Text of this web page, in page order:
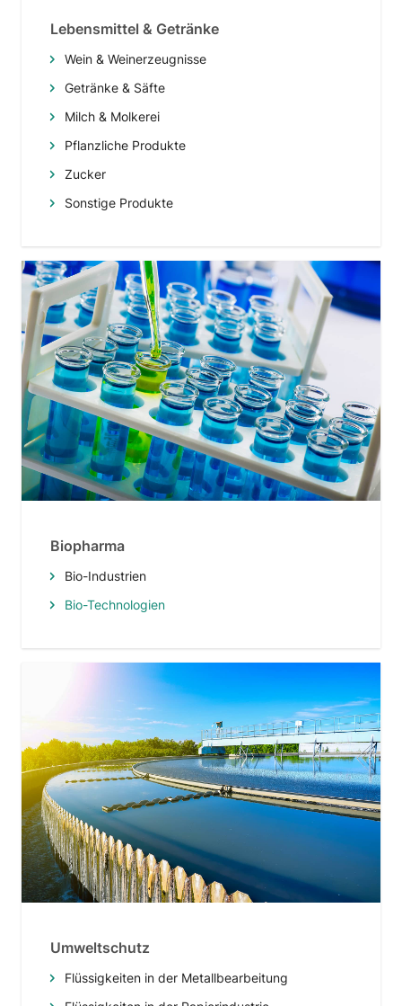
Lebensmittel & Getränke
Wein & Weinerzeugnisse
Getränke & Säfte
Milch & Molkerei
Pflanzliche Produkte
Zucker
Sonstige Produkte
Biopharma
Bio-Industrien
Bio-Technologien
Umweltschutz
Flüssigkeiten in der Metallbearbeitung